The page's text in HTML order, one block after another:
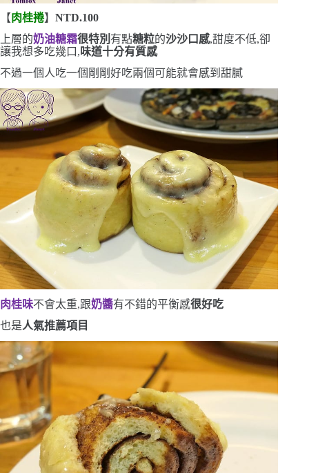
【肉桂捲】 NTD.100
上層的奶油糖霜很特別 有點糖粒的沙沙口感,甜度不低,卻
讓我想多吃幾口, 味道十分有質感
不過一個人吃一個剛剛好吃兩個可能就會感到甜膩
肉桂味不會太重,跟奶醬有不錯的平衡感很好吃
也是人氣推薦項目